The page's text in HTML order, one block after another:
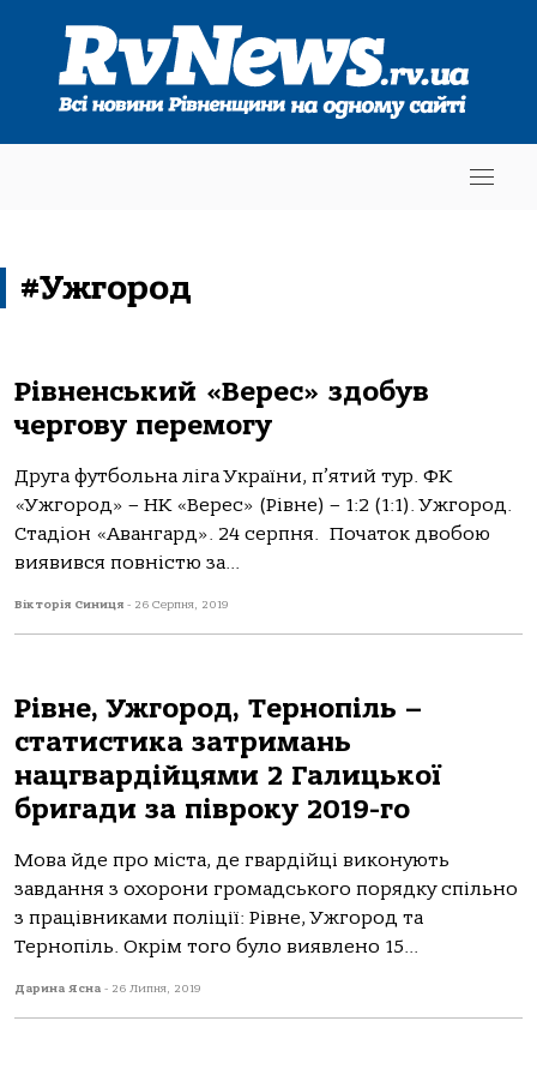
#Ужгород
Рівненський «Верес» здобув
чергову перемогу
Друга футбольна ліга України, п’ятий тур. ФК
«Ужгород» – НК «Верес» (Рівне) – 1:2 (1:1). Ужгород.
Стадіон «Авангард». 24 серпня. Початок двобою
виявився повністю за...
Вікторія Синиця - 26 Серпня, 2019
Рівне, Ужгород, Тернопіль –
статистика затримань
нацгвардійцями 2 Галицької
бригади за півроку 2019-го
Мова йде про міста, де гвардійці виконують
завдання з охорони громадського порядку спільно
з працівниками поліції: Рівне, Ужгород та
Тернопіль. Окрім того було виявлено 15...
Дарина Ясна - 26 Липня, 2019